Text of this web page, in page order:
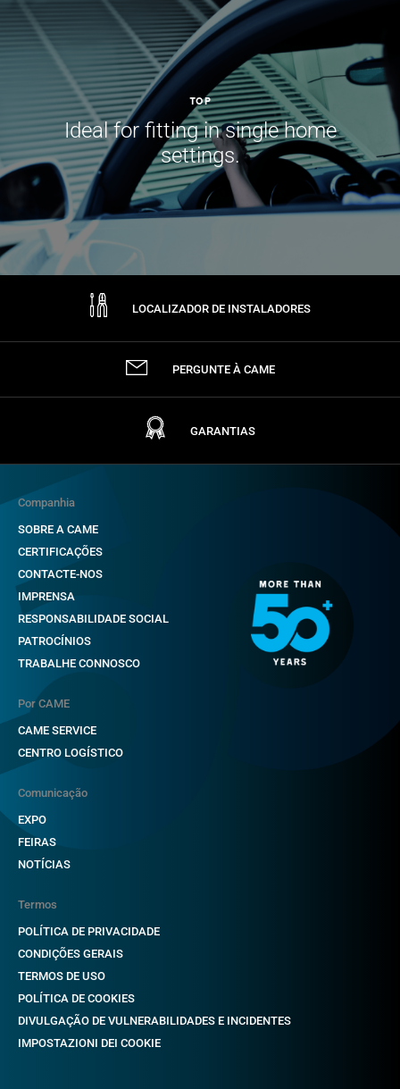
TOP
Ideal for fitting in single home
settings.
LOCALIZADOR DE INSTALADORES
PERGUNTE À CAME
GARANTIAS
Companhia
SOBRE A CAME
CERTIFICAÇÕES
CONTACTE-NOS
IMPRENSA
RESPONSABILIDADE SOCIAL
PATROCÍNIOS
TRABALHE CONNOSCO
Por CAME
CAME SERVICE
CENTRO LOGÍSTICO
Comunicação
EXPO
FEIRAS
NOTÍCIAS
Termos
POLÍTICA DE PRIVACIDADE
CONDIÇÕES GERAIS
TERMOS DE USO
POLÍTICA DE COOKIES
DIVULGAÇÃO DE VULNERABILIDADES E INCIDENTES
IMPOSTAZIONI DEI COOKIE